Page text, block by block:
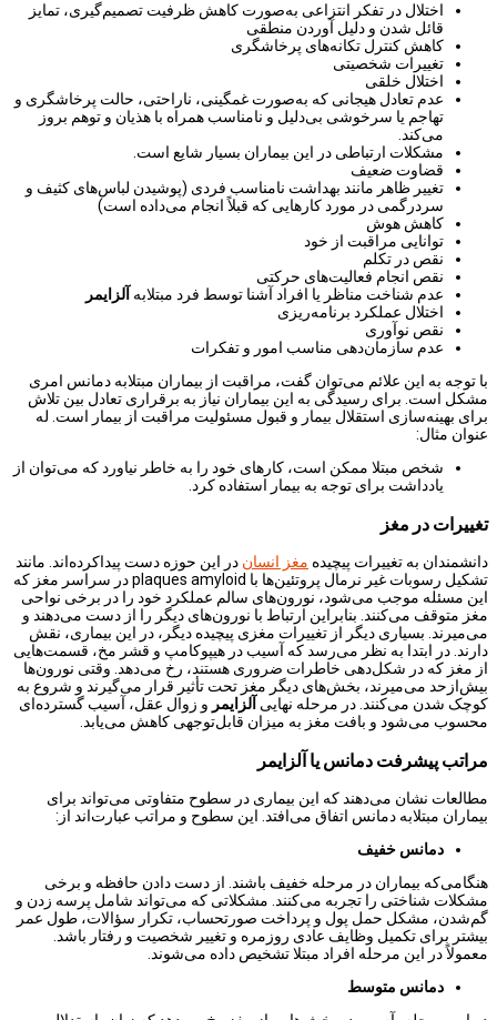
اختلال در تفکر انتزاعی به‌صورت کاهش ظرفیت تصمیم‌گیری، تمایز
قائل شدن و دلیل آوردن منطقی
کاهش کنترل تکانه‌های پرخاشگری
تغییرات شخصیتی
اختلال خلقی
عدم تعادل هیجانی که به‌صورت غمگینی، ناراحتی، حالت پرخاشگری و
تهاجم یا سرخوشی بی‌دلیل و نامناسب همراه با هذیان و توهم بروز
می‌کند.
مشکلات ارتباطی در این بیماران بسیار شایع است.
قضاوت ضعیف
تغییر ظاهر مانند بهداشت نامناسب فردی (پوشیدن لباس‌های کثیف و
سردرگمی در مورد کارهایی که قبلاً انجام می‌داده است)
کاهش هوش
توانایی مراقبت از خود
نقص در تکلم
نقص انجام فعالیت‌های حرکتی
عدم شناخت مناظر یا افراد آشنا توسط فرد مبتلابه آلزایمر
اختلال عملکرد برنامه‌ریزی
نقص نوآوری
عدم سازمان‌دهی مناسب امور و تفکرات
با توجه به این علائم می‌توان گفت، مراقبت از بیماران مبتلابه دمانس امری
مشکل است. برای رسیدگی به این بیماران نیاز به برقراری تعادل بین تلاش
برای بهینه‌سازی استقلال بیمار و قبول مسئولیت مراقبت از بیمار است. له
عنوان مثال:
شخص مبتلا ممکن است، کارهای خود را به خاطر نیاورد که می‌توان از
یادداشت برای توجه به بیمار استفاده کرد.
تغییرات در مغز
دانشمندان به تغییرات پیچیده مغز انسان در این حوزه دست پیداکرده‌اند. مانند
تشکیل‌ رسوبات غیر نرمال پروتئین‌ها با plaques amyloid در سراسر مغز که
این مسئله موجب می‌شود، نورون‌های سالم عملکرد خود را در برخی نواحی
مغز متوقف می‌کنند. بنابراین ارتباط با نورون‌های دیگر را از دست می‌دهند و
می‌میرند. بسیاری دیگر از تغییرات مغزی پیچیده دیگر، در این بیماری، نقش
دارند. در ابتدا به نظر می‌رسد که آسیب در هیپوکامپ و قشر مخ، قسمت‌هایی
از مغز که در شکل‌دهی خاطرات ضروری هستند، رخ می‌دهد. وقتی نورون‌ها
بیش‌ازحد می‌میرند، بخش‌های دیگر مغز تحت تأثیر قرار می‌گیرند و شروع به
کوچک شدن می‌کنند. در مرحله نهایی آلزایمر و زوال عقل، آسیب گسترده‌ای
محسوب می‌شود و بافت مغز به میزان قابل‌توجهی کاهش می‌یابد.
مراتب پیشرفت دمانس یا آلزایمر
مطالعات نشان می‌دهند که این بیماری در سطوح متفاوتی می‌تواند برای
بیماران مبتلابه دمانس اتفاق می‌افتد. این سطوح و مراتب عبارت‌اند از:
دمانس خفیف
هنگامی‌که بیماران در مرحله خفیف باشند. از دست دادن حافظه و برخی
مشکلات شناختی را تجربه می‌کنند. مشکلاتی که می‌تواند شامل پرسه زدن و
گم‌شدن، مشکل حمل پول و پرداخت صورتحساب، تکرار سؤالات، طول عمر
بیشتر برای تکمیل وظایف عادی روزمره و تغییر شخصیت و رفتار باشد.
معمولاً در این مرحله افراد مبتلا تشخیص داده می‌شوند.
دمانس متوسط